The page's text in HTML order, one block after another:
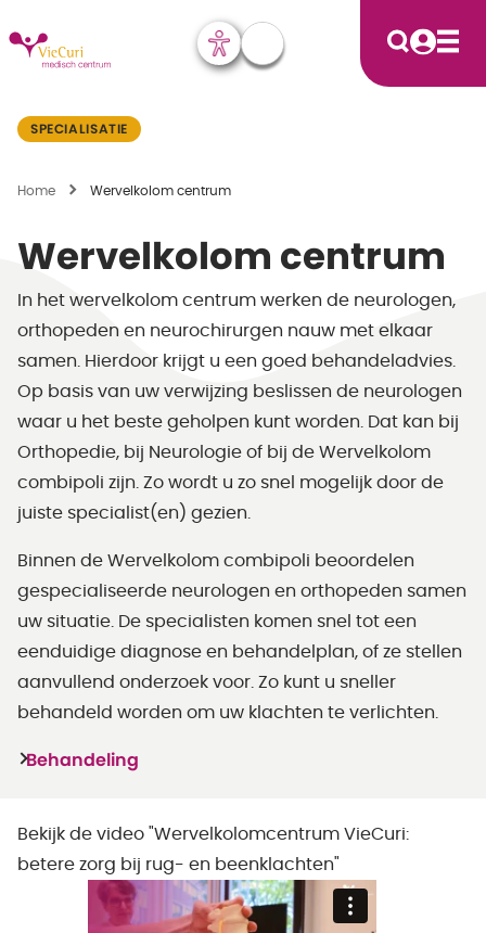
SPECIALISATIE
Home Wervelkolom centrum
Wervelkolom centrum
In het wervelkolom centrum werken de neurologen,
orthopeden en neurochirurgen nauw met elkaar
samen. Hierdoor krijgt u een goed behandeladvies.
Op basis van uw verwijzing beslissen de neurologen
waar u het beste geholpen kunt worden. Dat kan bij
Orthopedie, bij Neurologie of bij de Wervelkolom
combipoli zijn. Zo wordt u zo snel mogelijk door de
juiste specialist(en) gezien.
Binnen de Wervelkolom combipoli beoordelen
gespecialiseerde neurologen en orthopeden samen
uw situatie. De specialisten komen snel tot een
eenduidige diagnose en behandelplan, of ze stellen
aanvullend onderzoek voor. Zo kunt u sneller
behandeld worden om uw klachten te verlichten.
Behandeling
Bekijk de video "Wervelkolomcentrum VieCuri:
betere zorg bij rug- en beenklachten"